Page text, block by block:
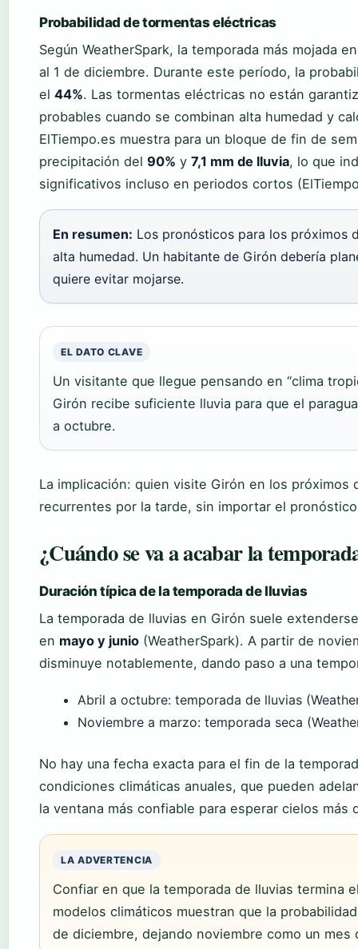
Probabilidad de tormentas eléctricas
Según WeatherSpark, la temporada más mojada
al 1 de diciembre. Durante este período, la
el 44%. Las tormentas eléctricas no están
probables cuando se combinan alta humedad y
ElTiempo.es muestra para un bloque de fin de
precipitación del 90% y 7,1 mm de lluvia, lo que
significativos incluso en periodos cortos
En resumen: Los pronósticos para los próximos
alta humedad. Un habitante de Girón debería
quiere evitar mojarse.
EL DATO CLAVE
Un visitante que llegue pensando en “clima
Girón recibe suficiente lluvia para que el
a octubre.
La implicación: quien visite Girón en los próximos
recurrentes por la tarde, sin importar el
¿Cuándo se va a acabar la
Duración típica de la temporada de lluvias
La temporada de lluvias en Girón suele
en mayo y junio (WeatherSpark). A partir de
disminuye notablemente, dando paso a una
Abril a octubre: temporada de lluvias
Noviembre a marzo: temporada seca
No hay una fecha exacta para el fin de la
condiciones climáticas anuales, que pueden
la ventana más confiable para esperar cielos
LA ADVERTENCIA
Confiar en que la temporada de lluvias termina
modelos climáticos muestran que la
de diciembre, dejando noviembre como un